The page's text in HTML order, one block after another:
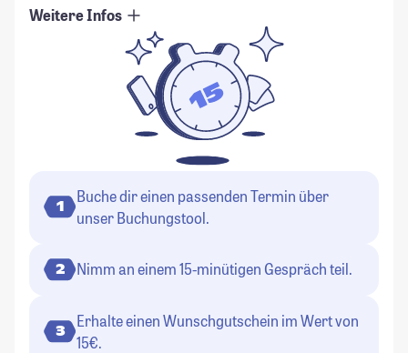
Weitere Infos
1
Buche dir einen passenden Termin über
unser Buchungstool.
2 Nimm an einem 15-minütigen Gespräch teil.
3
Erhalte einen Wunschgutschein im Wert von
15€.